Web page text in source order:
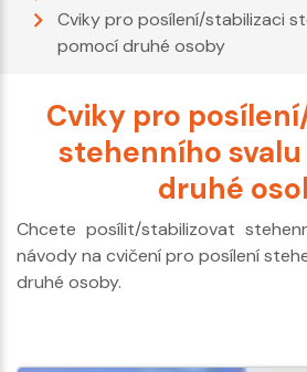
Cviky pro posílení/stabilizaci
pomocí druhé osoby
Cviky pro
stehenního
druhé
Chcete posílit/stabilizovat
návody na cvičení pro posílení
druhé osoby.